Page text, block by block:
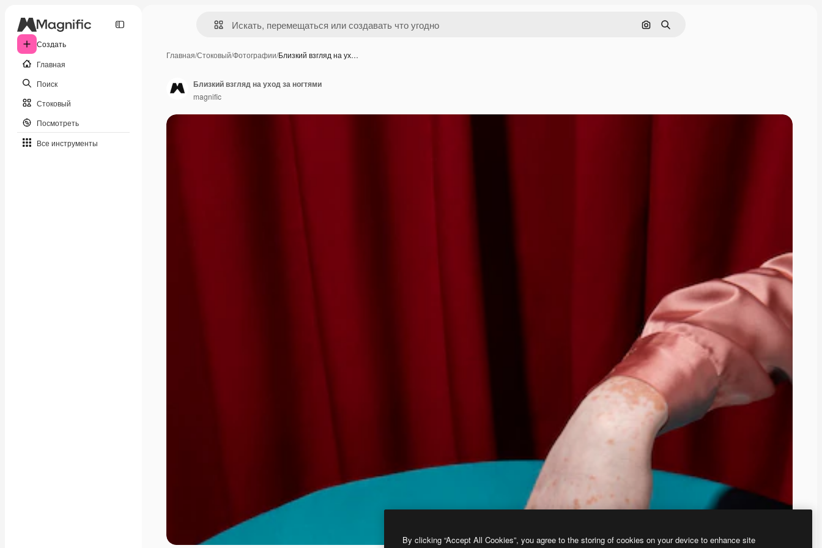
Создать
Главная
Поиск
Стоковый
Посмотреть
Все инструменты
Поиск по изображению
Поиск
Главная/Стоковый/Фотографии/Близкий взгляд на ух…
Близкий взгляд на уход за ногтями
magnific
By clicking “Accept All Cookies”, you agree to the storing of cookies on your device to enhance site